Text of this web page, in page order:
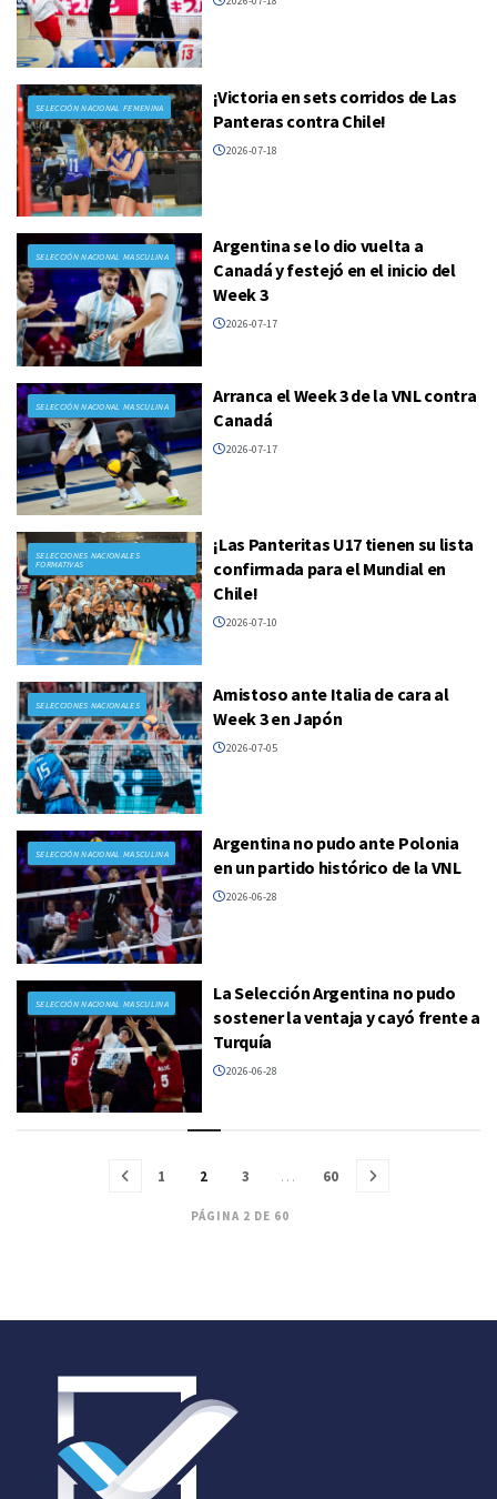
SELECCIÓN NACIONAL FEMENINA
¡Victoria en sets corridos de Las
Panteras contra Chile!
2026-07-18
SELECCIÓN NACIONAL MASCULINA
Argentina se lo dio vuelta a
Canadá y festejó en el inicio del
Week 3
2026-07-17
SELECCIÓN NACIONAL MASCULINA
Arranca el Week 3 de la VNL contra
Canadá
2026-07-17
SELECCIONES NACIONALES
FORMATIVAS
¡Las Panteritas U17 tienen su lista
confirmada para el Mundial en
Chile!
2026-07-10
SELECCIONES NACIONALES
Amistoso ante Italia de cara al
Week 3 en Japón
2026-07-05
SELECCIÓN NACIONAL MASCULINA
Argentina no pudo ante Polonia
en un partido histórico de la VNL
2026-06-28
SELECCIÓN NACIONAL MASCULINA
La Selección Argentina no pudo
sostener la ventaja y cayó frente a
Turquía
2026-06-28
PÁGINA 2 DE 60
1 2 3 … 60